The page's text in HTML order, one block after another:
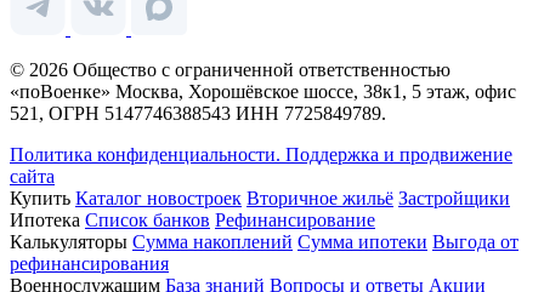
© 2026 Общество с ограниченной ответственностью
«поВоенке» Москва, Хорошёвское шоссе, 38к1, 5 этаж, офис
521, ОГРН 5147746388543 ИНН 7725849789.
Политика конфиденциальности. Поддержка и продвижение
сайта
Купить Каталог новостроек Вторичное жильё Застройщики
Ипотека Список банков Рефинансирование
Калькуляторы Сумма накоплений Сумма ипотеки Выгода от
рефинансирования
Военнослужащим База знаний Вопросы и ответы Акции